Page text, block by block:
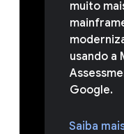
muito
usando a
Google.
Saiba